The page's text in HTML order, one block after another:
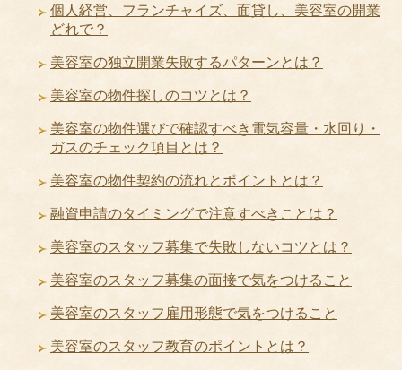
個人経営、フランチャイズ、面貸し、美容室の開業
どれで？
美容室の独立開業失敗するパターンとは？
美容室の物件探しのコツとは？
美容室の物件選びで確認すべき電気容量・水回り・
ガスのチェック項目とは？
美容室の物件契約の流れとポイントとは？
融資申請のタイミングで注意すべきことは？
美容室のスタッフ募集で失敗しないコツとは？
美容室のスタッフ募集の面接で気をつけること
美容室のスタッフ雇用形態で気をつけること
美容室のスタッフ教育のポイントとは？